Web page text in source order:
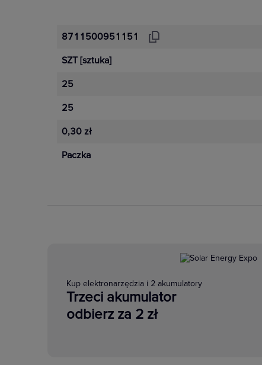
8711500951151
SZT [sztuka]
25
25
0,30 zł
Paczka
Kup elektronarzędzia i 2 akumulatory
Trzeci akumulator
odbierz za 2 zł